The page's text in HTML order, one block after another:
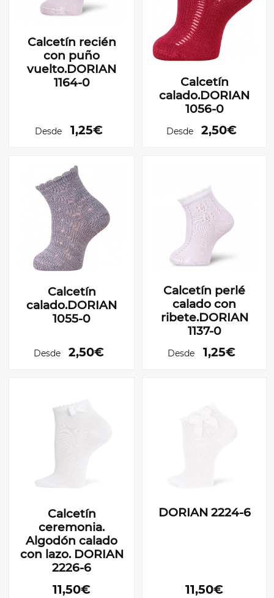
Calcetín recién
con puño
vuelto.DORIAN
1164-0
Desde 1,25€
Calcetín
calado.DORIAN
1056-0
Desde 2,50€
Calcetín
calado.DORIAN
1055-0
Desde 2,50€
Calcetín perlé
calado con
ribete.DORIAN
1137-0
Desde 1,25€
Calcetín
ceremonia.
Algodón calado
con lazo. DORIAN
2226-6
11,50€
DORIAN 2224-6
11,50€